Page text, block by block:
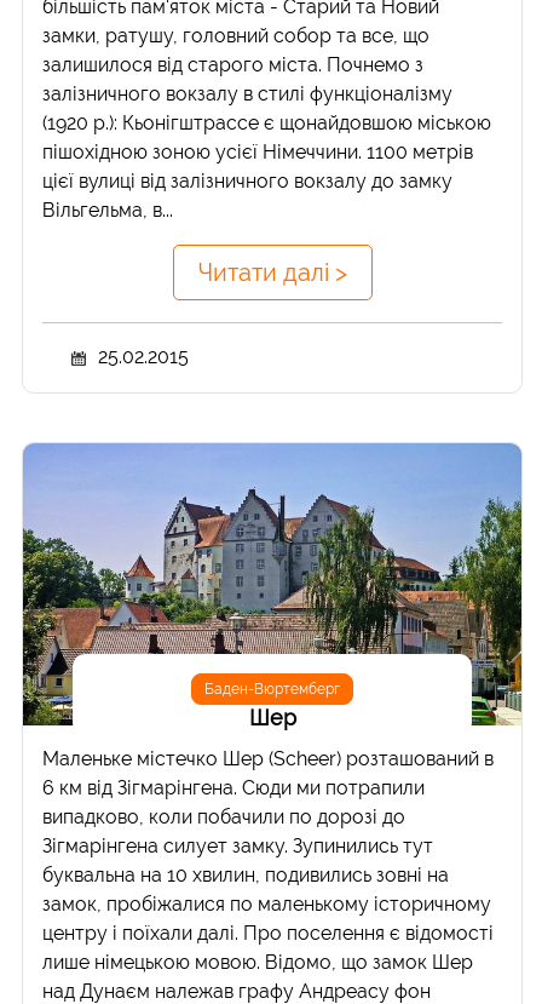
більшість пам'яток міста - Старий та Новий
замки, ратушу, головний собор та все, що
залишилося від старого міста. Почнемо з
залізничного вокзалу в стилі функціоналізму
(1920 р.): Кьонігштрассе є щонайдовшою міською
пішохідною зоною усієї Німеччини. 1100 метрів
цієї вулиці від залізничного вокзалу до замку
Вільгельма, в...
Читати далі >
25.02.2015
Баден-Вюртемберг
Шер
Маленьке містечко Шер (Scheer) розташований в
6 км від Зігмарінгена. Сюди ми потрапили
випадково, коли побачили по дорозі до
Зігмарінгена силует замку. Зупинились тут
буквальна на 10 хвилин, подивились зовні на
замок, пробіжалися по маленькому історичному
центру і поїхали далі. Про поселення є відомості
лише німецькою мовою. Відомо, що замок Шер
над Дунаєм належав графу Андреасу фон